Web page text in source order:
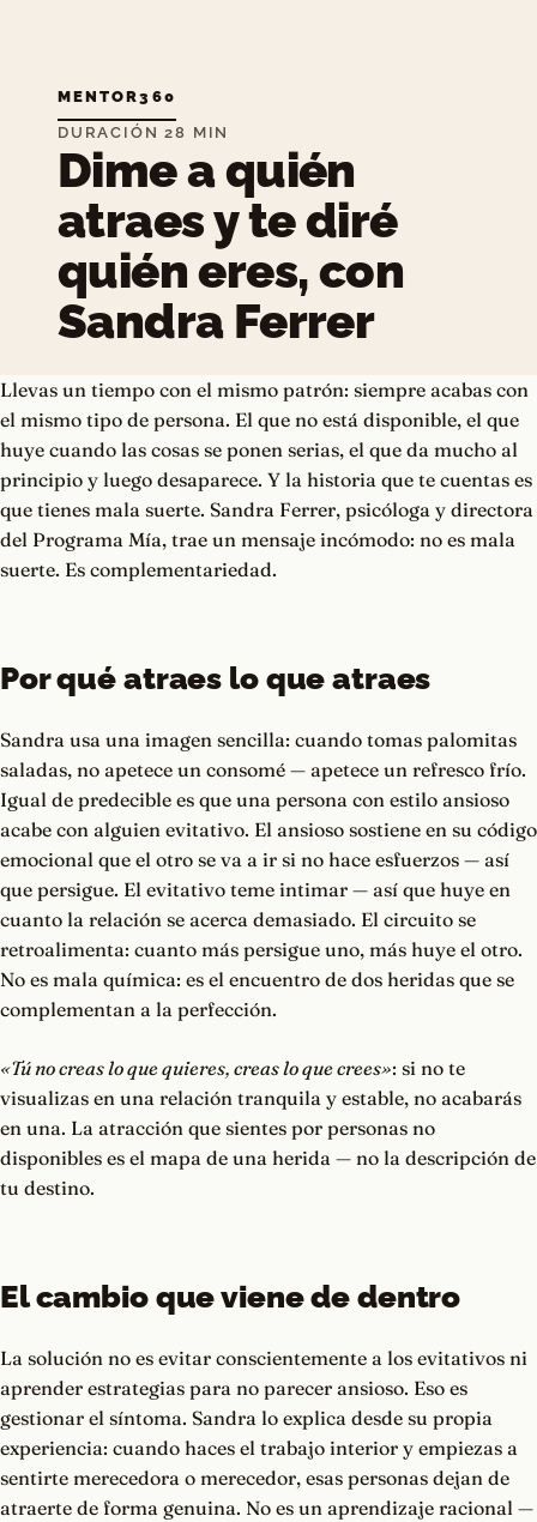
MENTOR360
DURACIÓN 28 MIN
Dime a quién
atraes y te diré
quién eres, con
Sandra Ferrer
Llevas un tiempo con el mismo patrón: siempre acabas con
el mismo tipo de persona. El que no está disponible, el que
huye cuando las cosas se ponen serias, el que da mucho al
principio y luego desaparece. Y la historia que te cuentas es
que tienes mala suerte. Sandra Ferrer, psicóloga y directora
del Programa Mía, trae un mensaje incómodo: no es mala
suerte. Es complementariedad.
Por qué atraes lo que atraes
Sandra usa una imagen sencilla: cuando tomas palomitas
saladas, no apetece un consomé — apetece un refresco frío.
Igual de predecible es que una persona con estilo ansioso
acabe con alguien evitativo. El ansioso sostiene en su código
emocional que el otro se va a ir si no hace esfuerzos — así
que persigue. El evitativo teme intimar — así que huye en
cuanto la relación se acerca demasiado. El circuito se
retroalimenta: cuanto más persigue uno, más huye el otro.
No es mala química: es el encuentro de dos heridas que se
complementan a la perfección.
«Tú no creas lo que quieres, creas lo que crees»: si no te
visualizas en una relación tranquila y estable, no acabarás
en una. La atracción que sientes por personas no
disponibles es el mapa de una herida — no la descripción de
tu destino.
El cambio que viene de dentro
La solución no es evitar conscientemente a los evitativos ni
aprender estrategias para no parecer ansioso. Eso es
gestionar el síntoma. Sandra lo explica desde su propia
experiencia: cuando haces el trabajo interior y empiezas a
sentirte merecedora o merecedor, esas personas dejan de
atraerte de forma genuina. No es un aprendizaje racional —